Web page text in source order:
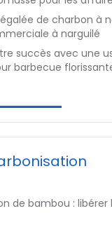
de charbon à
à narguilé
succès avec une
barbecue
de bambou :